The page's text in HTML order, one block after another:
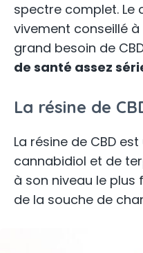
spectre complet. Le
vivement conseillé
grand besoin de
de santé assez
La résine de
La résine de CBD
cannabidiol et de
à son niveau le plus
de la souche de